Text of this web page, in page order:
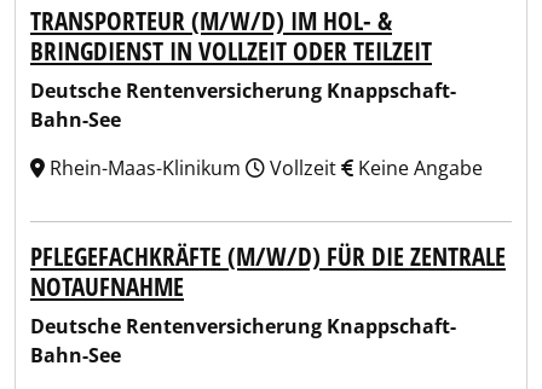
TRANSPORTEUR (M/W/D) IM HOL- &
BRINGDIENST IN VOLLZEIT ODER TEILZEIT
Deutsche Rentenversicherung Knappschaft-
Bahn-See
Rhein-Maas-Klinikum
Vollzeit Keine Angabe
PFLEGEFACHKRÄFTE (M/W/D) FÜR DIE ZENTRALE
NOTAUFNAHME
Deutsche Rentenversicherung Knappschaft-
Bahn-See